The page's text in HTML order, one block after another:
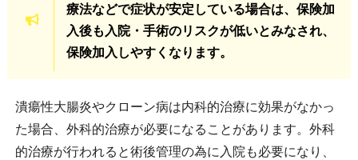
療法などで症状が安定している場合は、保険加
入後も入院・手術のリスクが低いとみなされ、
保険加入しやすくなります。
潰瘍性大腸炎やクローン病は内科的治療に効果がなかっ
た場合、外科的治療が必要になることがあります。外科
的治療が行われると術後管理の為に入院も必要になり、